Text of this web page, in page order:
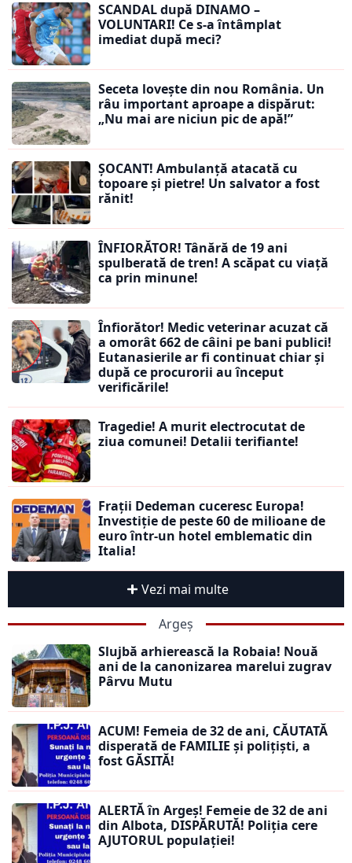
SCANDAL după DINAMO –
VOLUNTARI! Ce s-a întâmplat
imediat după meci?
Seceta lovește din nou România. Un
râu important aproape a dispărut:
„Nu mai are niciun pic de apă!”
ȘOCANT! Ambulanță atacată cu
topoare și pietre! Un salvator a fost
rănit!
ÎNFIORĂTOR! Tânără de 19 ani
spulberată de tren! A scăpat cu viață
ca prin minune!
Înfiorător! Medic veterinar acuzat că
a omorât 662 de câini pe bani publici!
Eutanasierile ar fi continuat chiar și
după ce procurorii au început
verificările!
Tragedie! A murit electrocutat de
ziua comunei! Detalii terifiante!
Frații Dedeman cuceresc Europa!
Investiție de peste 60 de milioane de
euro într-un hotel emblematic din
Italia!
Vezi mai multe
Argeș
Slujbă arhierească la Robaia! Nouă
ani de la canonizarea marelui zugrav
Pârvu Mutu
ACUM! Femeia de 32 de ani, CĂUTATĂ
disperată de FAMILIE și polițiști, a
fost GĂSITĂ!
ALERTĂ în Argeș! Femeie de 32 de ani
din Albota, DISPĂRUTĂ! Poliția cere
AJUTORUL populației!